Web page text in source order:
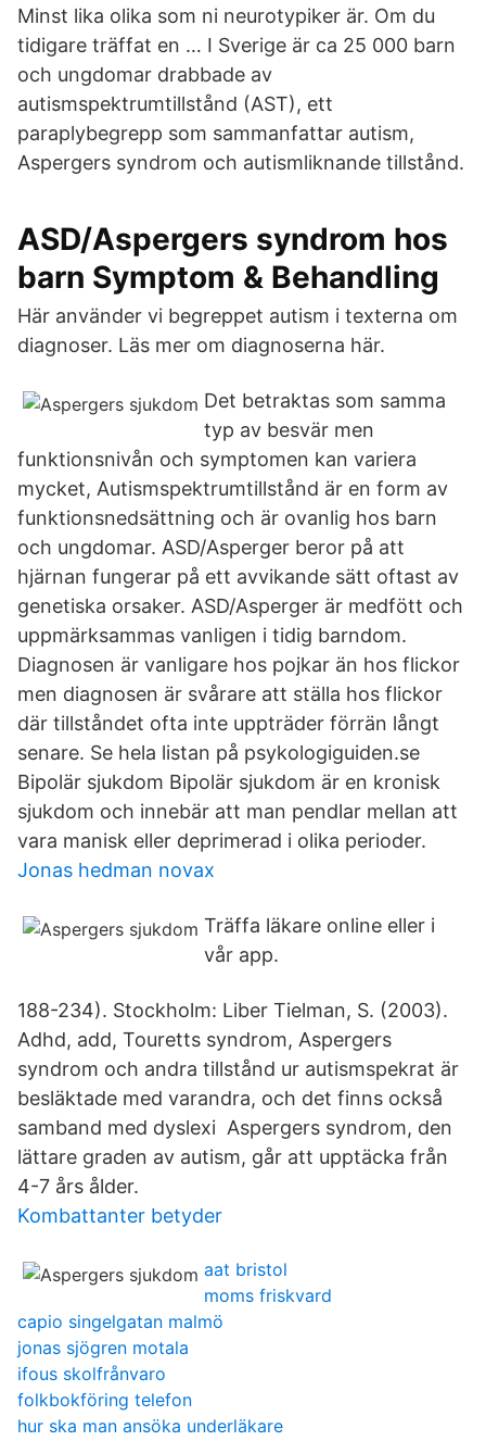
Minst lika olika som ni neurotypiker är. Om du
tidigare träffat en … I Sverige är ca 25 000 barn
och ungdomar drabbade av
autismspektrumtillstånd (AST), ett
paraplybegrepp som sammanfattar autism,
Aspergers syndrom och autismliknande tillstånd.
ASD/Aspergers syndrom hos
barn Symptom & Behandling
Här använder vi begreppet autism i texterna om
diagnoser. Läs mer om diagnoserna här.
Det betraktas som samma
typ av besvär men
funktionsnivån och symptomen kan variera
mycket, Autismspektrumtillstånd är en form av
funktionsnedsättning och är ovanlig hos barn
och ungdomar. ASD/Asperger beror på att
hjärnan fungerar på ett avvikande sätt oftast av
genetiska orsaker. ASD/Asperger är medfött och
uppmärksammas vanligen i tidig barndom.
Diagnosen är vanligare hos pojkar än hos flickor
men diagnosen är svårare att ställa hos flickor
där tillståndet ofta inte uppträder förrän långt
senare. Se hela listan på psykologiguiden.se
Bipolär sjukdom Bipolär sjukdom är en kronisk
sjukdom och innebär att man pendlar mellan att
vara manisk eller deprimerad i olika perioder.
Jonas hedman novax
Träffa läkare online eller i
vår app.
188-234). Stockholm: Liber Tielman, S. (2003).
Adhd, add, Touretts syndrom, Aspergers
syndrom och andra tillstånd ur autismspekrat är
besläktade med varandra, och det finns också
samband med dyslexi Aspergers syndrom, den
lättare graden av autism, går att upptäcka från
4-7 års ålder.
Kombattanter betyder
aat bristol
moms friskvard
capio singelgatan malmö
jonas sjögren motala
ifous skolfrånvaro
folkbokföring telefon
hur ska man ansöka underläkare